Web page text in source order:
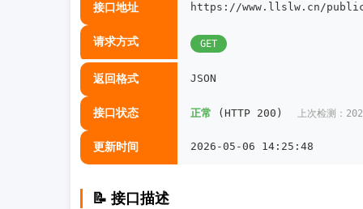
接口地址 https://www.llslw.cn/
请求方式 GET
返回格式 JSON
接口状态 正常 (HTTP 200) 上次检测：
更新时间 2026-05-06 14:25:48
📝 接口描述